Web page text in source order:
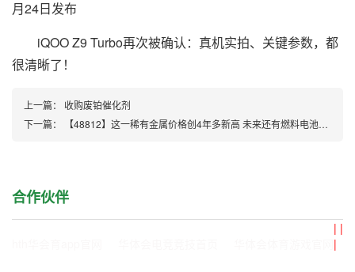
月24日发布
iQOO Z9 Turbo再次被确认：真机实拍、关键参数，都
很清晰了！
上一篇：
收购废铂催化剂
下一篇：
【48812】这一稀有金属价格创4年多新高 未来还有燃料电池大亮点
合作伙伴
| |
|